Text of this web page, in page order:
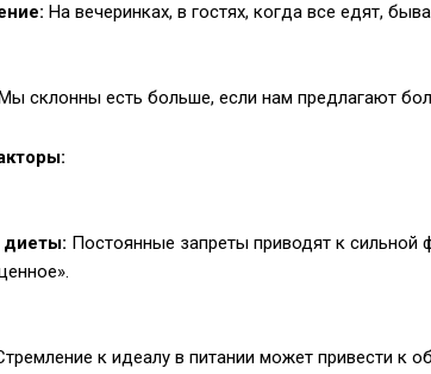
На вечеринках, в гостях, когда все едят,
склонны есть больше, если нам предлагают
диеты: Постоянные запреты приводят к сильной
к идеалу в питании может привести к